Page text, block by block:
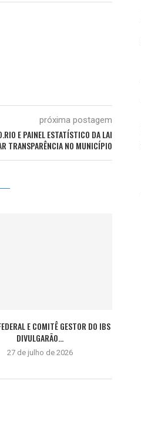
próxima postagem
E PAINEL ESTATÍSTICO DA LAI
TRANSPARÊNCIA NO MUNICÍPIO
E COMITÊ GESTOR DO IBS
DIVULGARÃO...
27 de julho de 2026